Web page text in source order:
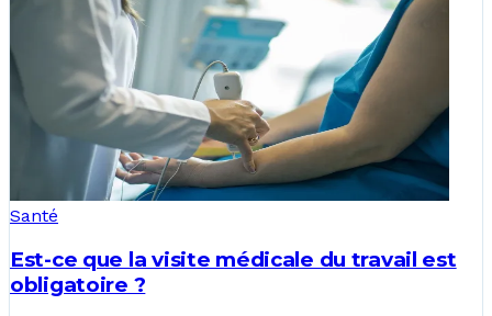
Santé
Est-ce que la visite médicale du travail est
obligatoire ?